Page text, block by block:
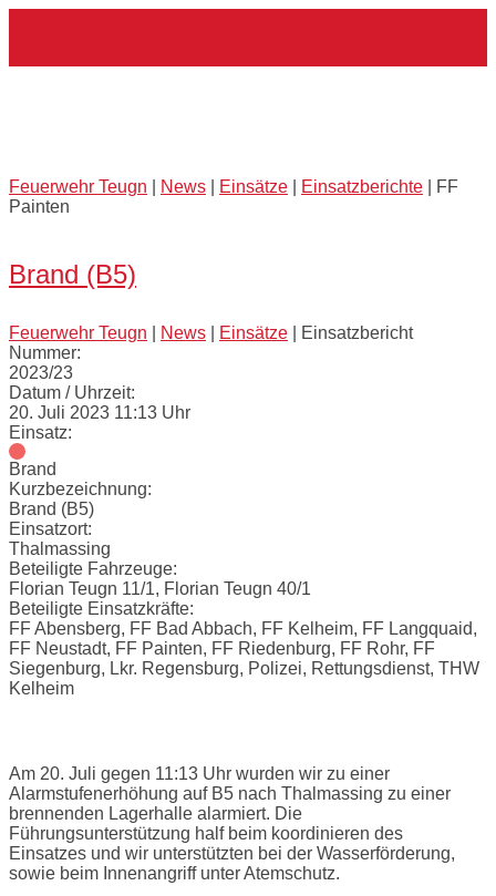
Feuerwehr Teugn News Einsätze Einsatzberichte
FF
Painten
Brand (B5)
Feuerwehr Teugn News Einsätze
Einsatzbericht
Nummer:
2023/23
Datum / Uhrzeit:
20. Juli 2023 11:13 Uhr
Einsatz:
Brand
Kurzbezeichnung:
Brand (B5)
Einsatzort:
Thalmassing
Beteiligte Fahrzeuge:
Florian Teugn 11/1, Florian Teugn 40/1
Beteiligte Einsatzkräfte:
FF Abensberg, FF Bad Abbach, FF Kelheim, FF Langquaid,
FF Neustadt, FF Painten, FF Riedenburg, FF Rohr, FF
Siegenburg, Lkr. Regensburg, Polizei, Rettungsdienst, THW
Kelheim
Am 20. Juli gegen 11:13 Uhr wurden wir zu einer
Alarmstufenerhöhung auf B5 nach Thalmassing zu einer
brennenden Lagerhalle alarmiert. Die
Führungsunterstützung half beim koordinieren des
Einsatzes und wir unterstützten bei der Wasserförderung,
sowie beim Innenangriff unter Atemschutz.